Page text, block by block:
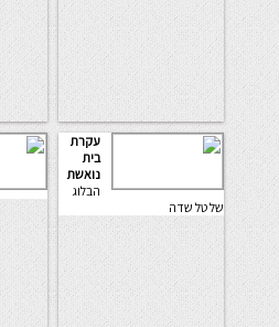
עקרת
בית
נואשת
הבלוג
של טל שדה